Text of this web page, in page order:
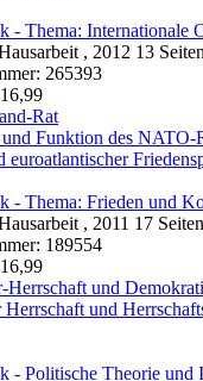
- Thema: Internationale
, 2012 13
265393
Rat
Funktion des NATO-
euroatlantischer
- Thema: Frieden und
, 2011 17
189554
Herrschaft und
Herrschaft und
- Politische Theorie und